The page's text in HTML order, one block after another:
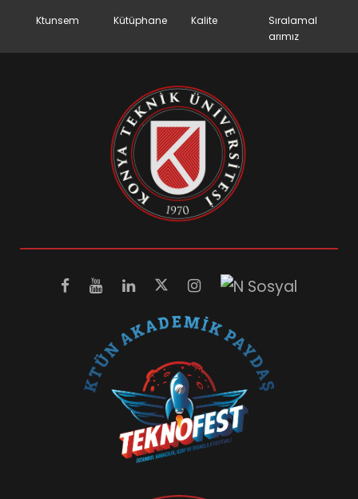
Ktunsem Kütüphane Kalite
Sıralamal
arımız